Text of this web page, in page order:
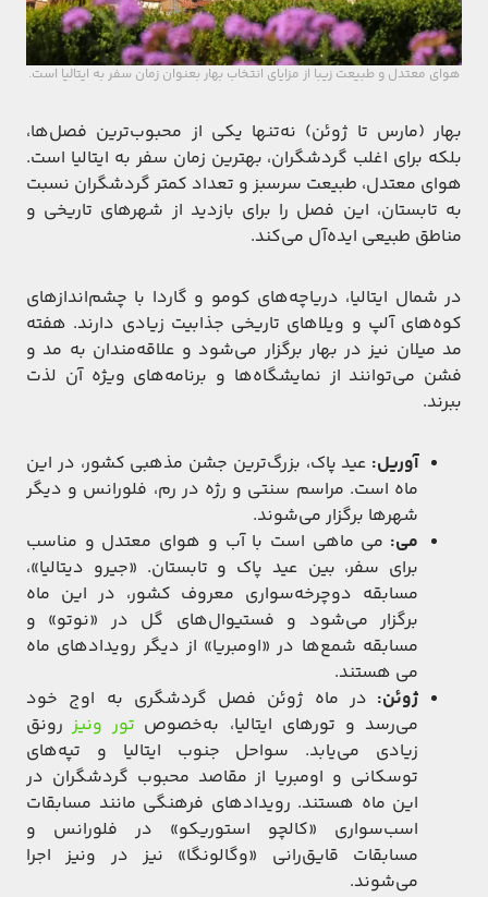
هوای معتدل و طبیعت زیبا از مزایای انتخاب بهار بعنوان زمان‌ سفر به ایتالیا است.
بهار (مارس تا ژوئن) نه‌تنها یکی از محبوب‌ترین فصل‌ها،
بلکه برای اغلب گردشگران، بهترین زمان سفر به ایتالیا است.
هوای معتدل، طبیعت سرسبز و تعداد کمتر گردشگران نسبت
به تابستان، این فصل را برای بازدید از شهرهای تاریخی و
مناطق طبیعی ایده‌آل می‌کند.
در شمال ایتالیا، دریاچه‌های کومو و گاردا با چشم‌اندازهای
کوه‌های آلپ و ویلاهای تاریخی جذابیت زیادی دارند. هفته
مد میلان نیز در بهار برگزار می‌شود و علاقه‌مندان به مد و
فشن می‌توانند از نمایشگاه‌ها و برنامه‌های ویژه آن لذت
ببرند.
آوریل: عید پاک، بزرگ‌ترین جشن مذهبی کشور، در این
ماه است. مراسم‌ سنتی و رژه‌ در رم، فلورانس و دیگر
شهرها برگزار می‌شوند.
می: می ماهی است با آب و هوای معتدل و مناسب
برای سفر، بین عید پاک و تابستان. «جیرو دیتالیا»،
مسابقه دوچرخه‌سواری معروف کشور، در این ماه
برگزار می‌شود و فستیوال‌های گل در «نوتو» و
مسابقه شمع‌ها در «اومبریا» از دیگر رویدادهای ماه
می هستند.
ژوئن: در ماه ژوئن فصل گردشگری به اوج خود
می‌رسد و تورهای ایتالیا، به‌خصوص تور ونیزرونق
زیادی می‌یابد. سواحل جنوب ایتالیا و تپه‌های
توسکانی و اومبریا از مقاصد محبوب گردشگران در
این ماه هستند. رویدادهای فرهنگی مانند مسابقات
اسب‌سواری «کالچو استوریکو» در فلورانس و
مسابقات قایق‌رانی «وگالونگا» نیز در ونیز اجرا
می‌شوند.